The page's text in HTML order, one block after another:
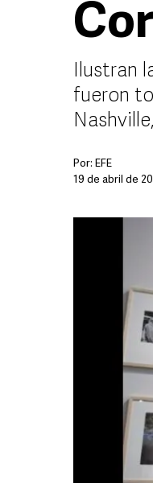
Ilustran
fueron
Por: EFE
19 de abril de